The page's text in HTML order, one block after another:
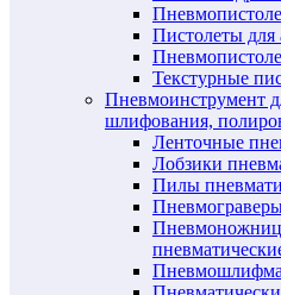
Пистолеты для
Текстурные
Пневмоинструмент
шлифования,
Ленточные
Лобзики
Пилы